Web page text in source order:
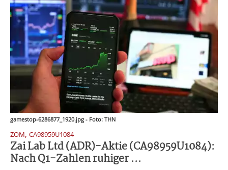
gamestop-6286877_1920.jpg - Foto: THN
ZOM, CA98959U1084
Zai Lab Ltd (ADR)-Aktie (CA98959U1084):
Nach Q1-Zahlen ruhiger ...